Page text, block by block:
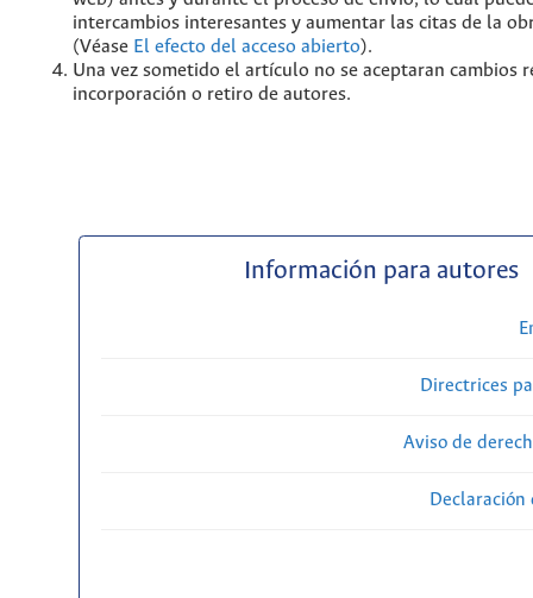
intercambios interesantes y aumentar las citas de la
(Véase El efecto del acceso abierto).
Una vez sometido el artículo no se aceptaran cambios
incorporación o retiro de autores.
Información para autores
Directrices
Aviso de
Declaración